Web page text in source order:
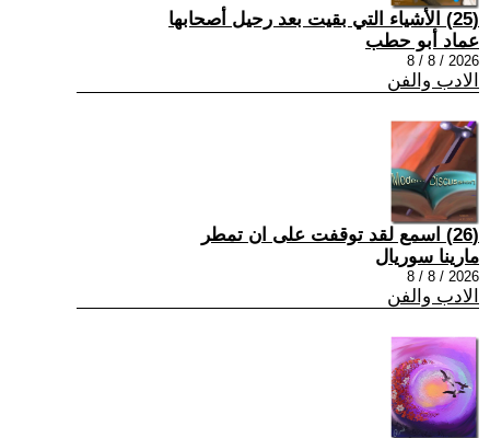
(25) الأشياء التي بقيت بعد رحيل أصحابها
عماد أبو حطب
2026 / 8 / 8
الادب والفن
(26) اسمع لقد توقفت على ان تمطر
مارينا سوريال
2026 / 8 / 8
الادب والفن